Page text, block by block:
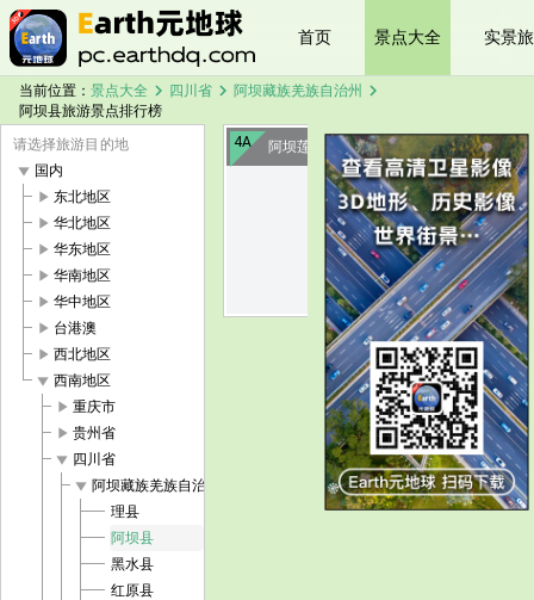
首页 景点大全 实景
当前位置： 景点大全 chevron_right 四川省 chevron_right 阿坝藏族羌族自治州 chevron_right
阿坝县旅游景点排行榜
请选择旅游目的地
play_arrow 国内
play_arrow 东北地区
play_arrow 华北地区
play_arrow 华东地区
play_arrow 华南地区
play_arrow 华中地区
play_arrow 台港澳
play_arrow 西北地区
play_arrow 西南地区
play_arrow 重庆市
play_arrow 贵州省
play_arrow 四川省
play_arrow 阿坝藏族羌族自治州
理县
阿坝县
黑水县
红原县
4A
image
阿坝莲宝叶则·石头山